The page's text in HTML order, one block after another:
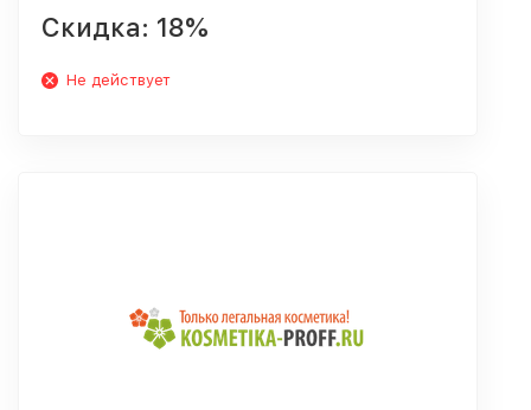
Скидка: 18%
Не действует